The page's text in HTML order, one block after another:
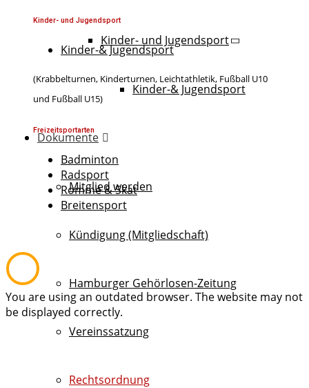
Kinder- und Jugendsport
Kinder-& Jugendsport
Dokumente
Mitglied werden
Kündigung (Mitgliedschaft)
Hamburger Gehörlosen-Zeitung
Vereinssatzung
Rechtsordnung
Kinder- und Jugendsport
Kinder-& Jugendsport
(Krabbelturnen, Kinderturnen, Leichtathletik, Fußball U10
und Fußball U15)
Freizeitsportarten
Badminton
Radsport
Rommé & Skat
Breitensport
You are using an outdated browser. The website may not
be displayed correctly.